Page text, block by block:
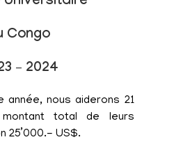
Congo
– 2024
année, nous aiderons 21
total de leurs
25’000.- US$.